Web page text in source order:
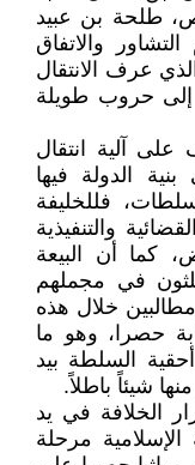
طلحة بن عبيد
والاتفاق
عرف الانتقال
إلى حروب طويلة
آلية انتقال
الدولة فيها
فللخليفة
والتنفيذية
كما أن البيعة
في مجملهم
خلال هذه
حصرا، وهو ما
السلطة بيد
شيئاً باطلاً.
الخلافة في يد
مرحلة